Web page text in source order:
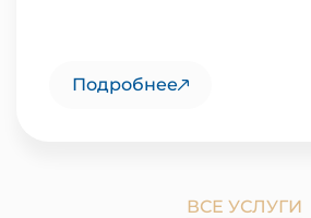
Подробнее
ВСЕ УСЛУГИ